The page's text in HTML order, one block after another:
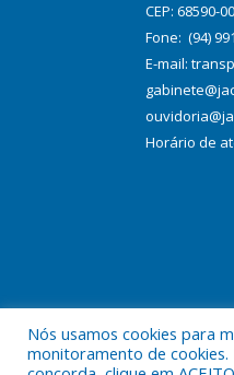
CEP: 68590-
Fone: (94)
E-mail:
Horário de
Todos os
Nós usamos cookies para
monitoramento de cookies.